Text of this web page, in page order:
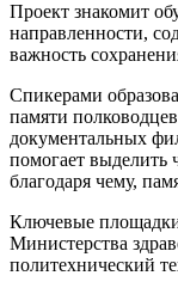
Проект знакомит
направленности,
важность
Спикерами
памяти
документальных
помогает выделить
благодаря чему,
Ключевые
Министерства
политехнический